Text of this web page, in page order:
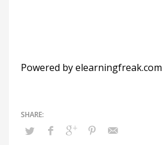
Powered by elearningfreak.com